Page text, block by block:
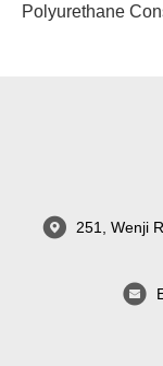
Polyurethane
251, Wenji